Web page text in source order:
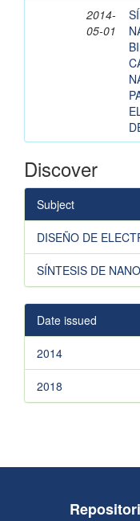
2014-
05-01
Discover
Subject
DISEÑO DE
SÍNTESIS DE
Date issued
2014
2018